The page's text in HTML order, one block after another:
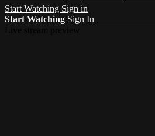
Start Watching Sign in
Start Watching Sign In